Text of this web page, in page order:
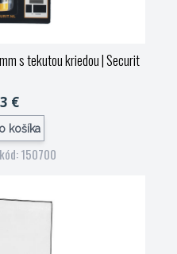
s tekutou kriedou| Securit
€
košíka
150700